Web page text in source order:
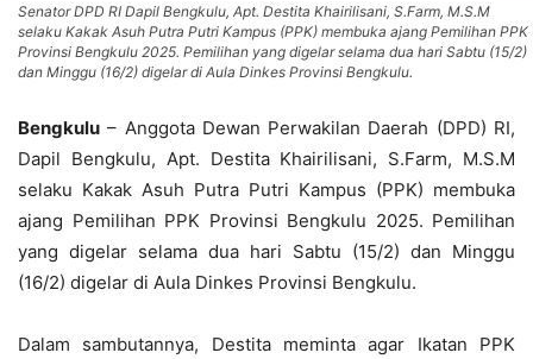
Senator DPD RI Dapil Bengkulu, Apt. Destita Khairilisani, S.Farm, M.S.M
selaku Kakak Asuh Putra Putri Kampus (PPK) membuka ajang Pemilihan PPK
Provinsi Bengkulu 2025. Pemilihan yang digelar selama dua hari Sabtu (15/2)
dan Minggu (16/2) digelar di Aula Dinkes Provinsi Bengkulu.
Bengkulu – Anggota Dewan Perwakilan Daerah (DPD) RI,
Dapil Bengkulu, Apt. Destita Khairilisani, S.Farm, M.S.M
selaku Kakak Asuh Putra Putri Kampus (PPK) membuka
ajang Pemilihan PPK Provinsi Bengkulu 2025. Pemilihan
yang digelar selama dua hari Sabtu (15/2) dan Minggu
(16/2) digelar di Aula Dinkes Provinsi Bengkulu.
Dalam sambutannya, Destita meminta agar Ikatan PPK